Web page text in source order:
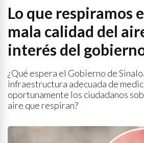
Lo que respiramos
mala calidad del
interés del
¿Qué espera el Gobierno de
infraestructura adecuada de
oportunamente los ciudadanos
aire que respiran?